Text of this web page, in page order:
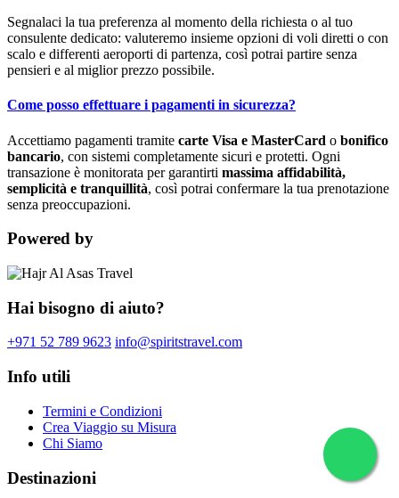
Segnalaci la tua preferenza al momento della richiesta o al tuo
consulente dedicato: valuteremo insieme opzioni di voli diretti o con
scalo e differenti aeroporti di partenza, così potrai partire senza
pensieri e al miglior prezzo possibile.
Come posso effettuare i pagamenti in sicurezza?
Accettiamo pagamenti tramite carte Visa e MasterCard o bonifico
bancario, con sistemi completamente sicuri e protetti. Ogni
transazione è monitorata per garantirti massima affidabilità,
semplicità e tranquillità, così potrai confermare la tua prenotazione
senza preoccupazioni.
Powered by
Hai bisogno di aiuto?
+971 52 789 9623 info@spiritstravel.com
Info utili
Termini e Condizioni
Crea Viaggio su Misura
Chi Siamo
Destinazioni